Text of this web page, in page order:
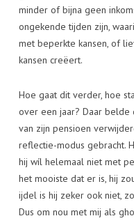
minder of bijna geen
ongekende tijden zijn,
met beperkte kansen, of
kansen creëert.
Hoe gaat dit verder, hoe
over een jaar? Daar belde
van zijn pensioen
reflectie-modus gebracht.
hij wíl helemaal niet met
het mooiste dat er is, hij
ijdel is hij zeker ook niet,
Dus om nou met mij als